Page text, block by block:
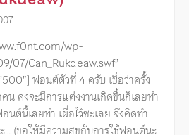
wp-
07/Can_Rukdeaw.swf”
ฟอนต์ตัวที่ 4 ครับ เชื่อว่าครั้ง
น คงจะมีการแต่งงานเกิดขึ้นก็เลยทำ
นต์นี้เลยทำ เผื่อไว้ซะเลย จึงคิดทำ
(ขอให้มีความสุขกับการใช้ฟอนต์นะ